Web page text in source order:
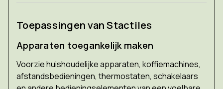
Toepassingen van Stactiles
Apparaten toegankelijk maken
Voorzie huishoudelijke apparaten, koffiemachines,
afstandsbedieningen, thermostaten, schakelaars